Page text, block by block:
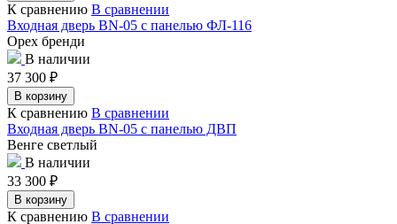
К сравнению В сравнении
Входная дверь BN-05 с панелью ФЛ-116
Орех бренди
В наличии
37 300 ₽
В корзину
К сравнению В сравнении
Входная дверь BN-05 с панелью ДВП
Венге светлый
В наличии
33 300 ₽
В корзину
К сравнению В сравнении